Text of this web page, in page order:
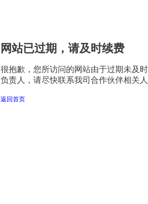
网站已过期，请及时续费
很抱歉，您所访问的网站由于过期未及
负责人，请尽快联系我司合作伙伴相关
返回首页